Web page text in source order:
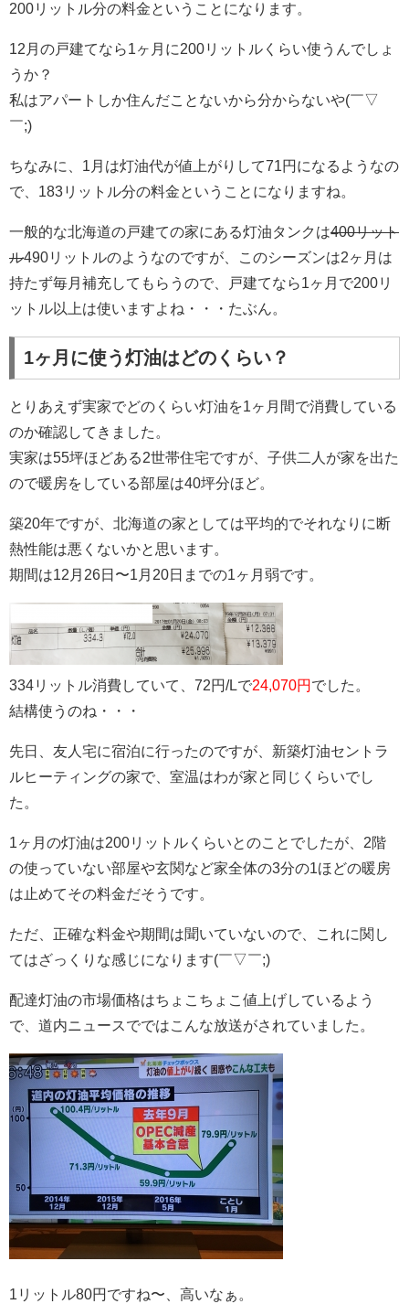
200リットル分の料金ということになります。
12月の戸建てなら1ヶ月に200リットルくらい使うんでしょ
うか？
私はアパートしか住んだことないから分からないや(￣▽
￣;)
ちなみに、1月は灯油代が値上がりして71円になるようなの
で、183リットル分の料金ということになりますね。
一般的な北海道の戸建ての家にある灯油タンクは400リット
ル490リットルのようなのですが、このシーズンは2ヶ月は
持たず毎月補充してもらうので、戸建てなら1ヶ月で200リ
ットル以上は使いますよね・・・たぶん。
1ヶ月に使う灯油はどのくらい？
とりあえず実家でどのくらい灯油を1ヶ月間で消費している
のか確認してきました。
実家は55坪ほどある2世帯住宅ですが、子供二人が家を出た
ので暖房をしている部屋は40坪分ほど。
築20年ですが、北海道の家としては平均的でそれなりに断
熱性能は悪くないかと思います。
期間は12月26日〜1月20日までの1ヶ月弱です。
334リットル消費していて、72円/Lで24,070円 でした。
結構使うのね・・・
先日、友人宅に宿泊に行ったのですが、新築灯油セントラ
ルヒーティングの家で、室温はわが家と同じくらいでし
た。
1ヶ月の灯油は200リットルくらいとのことでしたが、2階
の使っていない部屋や玄関など家全体の3分の1ほどの暖房
は止めてその料金だそうです。
ただ、正確な料金や期間は聞いていないので、これに関し
てはざっくりな感じになります(￣▽￣;)
配達灯油の市場価格はちょこちょこ値上げしているよう
で、道内ニュースでではこんな放送がされていました。
1リットル80円ですね〜、高いなぁ。